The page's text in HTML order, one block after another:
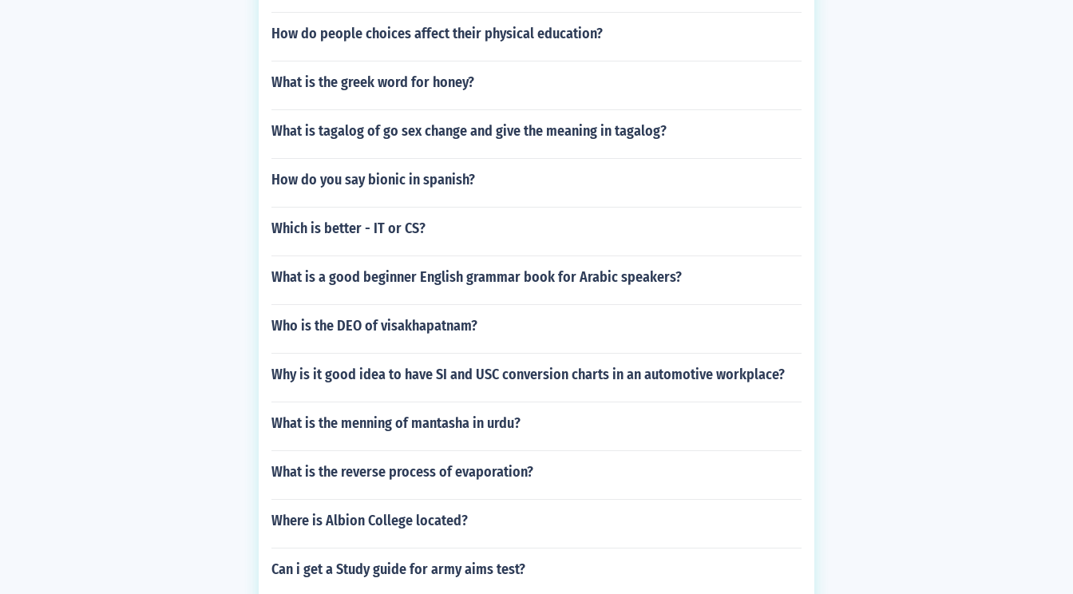
How do people choices affect their physical education?
What is the greek word for honey?
What is tagalog of go sex change and give the meaning in tagalog?
How do you say bionic in spanish?
Which is better - IT or CS?
What is a good beginner English grammar book for Arabic speakers?
Who is the DEO of visakhapatnam?
Why is it good idea to have SI and USC conversion charts in an automotive workplace?
What is the menning of mantasha in urdu?
What is the reverse process of evaporation?
Where is Albion College located?
Can i get a Study guide for army aims test?